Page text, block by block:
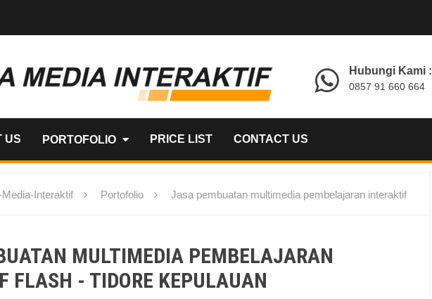
Hubungi Kami :
0857 91 660 664
US PORTOFOLIO PRICE LIST CONTACT US
Interaktif Portofolio Jasa pembuatan multimedia pembelajaran interaktif
MULTIMEDIA PEMBELAJARAN
FLASH - TIDORE KEPULAUAN